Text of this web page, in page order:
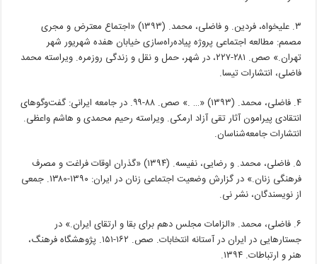
۳. علیخواه، فردین. و فاضلی، محمد. (۱۳۹۳) «اجتماع معترض و مجری
مصمم: مطالعه اجتماعی پروژه پیاده‌راه‌سازی خیابان هفده شهریور شهر
تهران.» صص. ۲۸۱-۲۲۷، در شهر، حمل و نقل و زندگی روزمره. ویراسته محمد
فاضلی، انتشارات تیسا.
۴. فاضلی، محمد. (۱۳۹۳) «… .» صص. ۸۸-۹۹. در جامعه‌ ایرانی: گفت‌وگوهای
انتقادی پیرامون آثار تقی آزاد ارمکی. ویراسته رحیم محمدی و هاشم واعظی.
انتشارات جامعه‌شناسان.
۵. فاضلی، محمد. و رضایی، نفیسه. (۱۳۹۴) «گذران اوقات فراغت و مصرف
فرهنگی زنان.» در گزارش وضعیت اجتماعی زنان در ایران: ۱۳۹۰-۱۳۸۰. جمعی
از نویسندگان، نشر نی.
۶. فاضلی، محمد. «الزامات مجلس دهم برای بقا و ارتقای ایران.» در
جستارهایی در ایران در آستانه انتخابات. صص. ۱۶۲-۱۵۱. پژوهشگاه فرهنگ،
هنر و ارتباطات. ۱۳۹۴.